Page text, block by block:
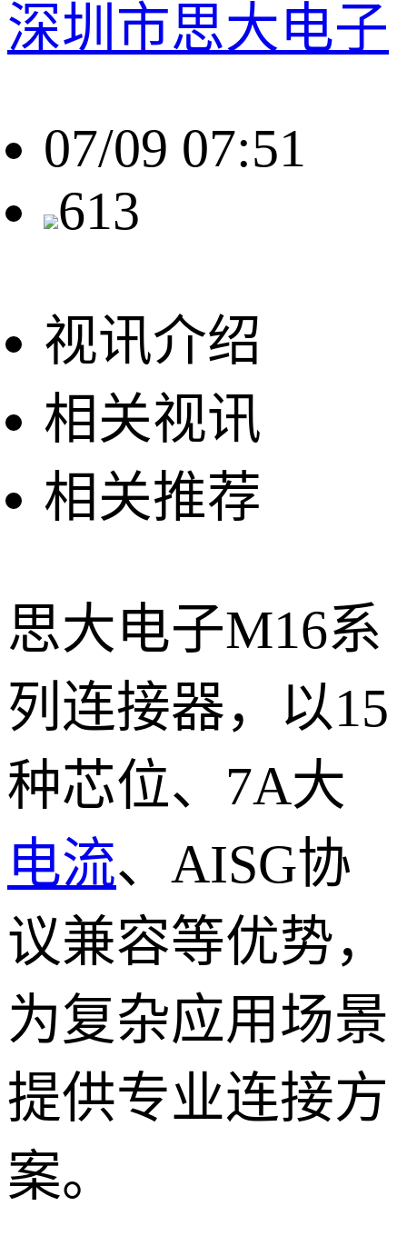
深圳市思大电子
07/09 07:51
613
视讯介绍
相关视讯
相关推荐
思大电子M16系
列连接器，以15
种芯位、7A大
电流、AISG协
议兼容等优势，
为复杂应用场景
提供专业连接方
案。